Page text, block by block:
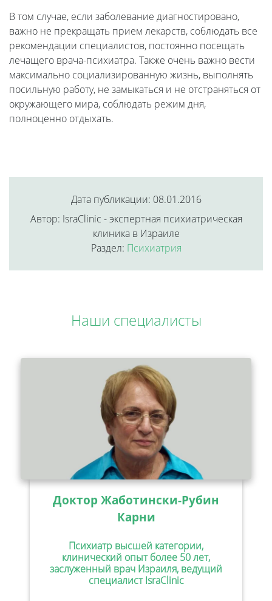
В том случае, если заболевание диагностировано,
важно не прекращать прием лекарств, соблюдать все
рекомендации специалистов, постоянно посещать
лечащего врача-психиатра. Также очень важно вести
максимально социализированную жизнь, выполнять
посильную работу, не замыкаться и не отстраняться от
окружающего мира, соблюдать режим дня,
полноценно отдыхать.
Дата публикации: 08.01.2016
Автор: IsraClinic - экспертная психиатрическая
клиника в Израиле
Раздел: Психиатрия
Наши специалисты
Доктор Жаботински-Рубин
Карни
Психиатр высшей категории,
клинический опыт более 50 лет,
заслуженный врач Израиля, ведущий
специалист IsraClinic